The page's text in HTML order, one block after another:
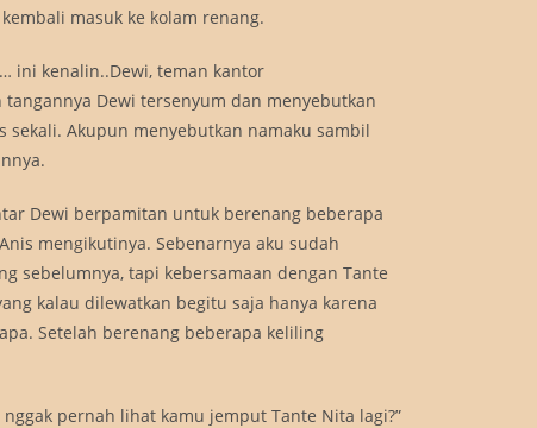
masuk ke kolam renang.
ini kenalin..Dewi, teman kantor
Dewi tersenyum dan menyebutkan
sekali. Akupun menyebutkan namaku sambil
Dewi berpamitan untuk berenang beberapa
mengikutinya. Sebenarnya aku sudah
sebelumnya, tapi kebersamaan dengan Tante
kalau dilewatkan begitu saja hanya karena
Setelah berenang beberapa keliling
pernah lihat kamu jemput Tante Nita lagi?”